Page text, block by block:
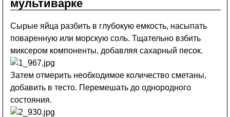
мультиварке
Сырые яйца разбить в глубокую емкость, насыпать
поваренную или морскую соль. Тщательно взбить
миксером компоненты, добавляя сахарный песок.
Затем отмерить необходимое количество сметаны,
добавить в тесто. Перемешать до однородного
состояния.